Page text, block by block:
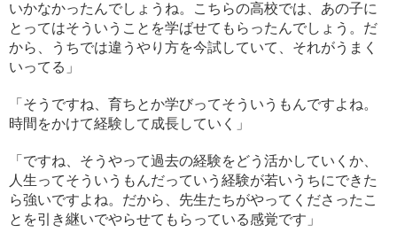
いかなかったんでしょうね。こちらの高校では、あの子に
とってはそういうことを学ばせてもらったんでしょう。だ
から、うちでは違うやり方を今試していて、それがうまく
いってる」
「そうですね、育ちとか学びってそういうもんですよね。
時間をかけて経験して成長していく」
「ですね、そうやって過去の経験をどう活かしていくか、
人生ってそういうもんだっていう経験が若いうちにできた
ら強いですよね。だから、先生たちがやってくださったこ
とを引き継いでやらせてもらっている感覚です」